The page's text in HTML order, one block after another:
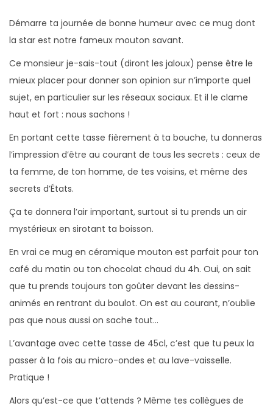
o
n
v
t
Démarre ta journée de bonne humeur avec ce mug dont
la star est notre fameux mouton savant.
Ce monsieur je-sais-tout (diront les jaloux) pense être le
mieux placer pour donner son opinion sur n’importe quel
sujet, en particulier sur les réseaux sociaux. Et il le clame
haut et fort : nous sachons !
En portant cette tasse fièrement à ta bouche, tu donneras
l’impression d’être au courant de tous les secrets : ceux de
ta femme, de ton homme, de tes voisins, et même des
secrets d’États.
Ça te donnera l’air important, surtout si tu prends un air
mystérieux en sirotant ta boisson.
En vrai ce mug en céramique mouton est parfait pour ton
café du matin ou ton chocolat chaud du 4h. Oui, on sait
que tu prends toujours ton goûter devant les dessins-
animés en rentrant du boulot. On est au courant, n’oublie
pas que nous aussi on sache tout…
L’avantage avec cette tasse de 45cl, c’est que tu peux la
passer à la fois au micro-ondes et au lave-vaisselle.
Pratique !
Alors qu’est-ce que t’attends ? Même tes collègues de